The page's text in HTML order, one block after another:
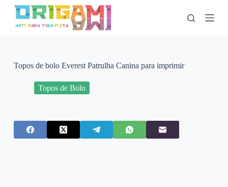
n
Topos de bolo Everest Patrulha Canina para imprimir
Topos de Bolo